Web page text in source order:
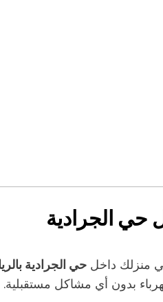
حي الجرادية
منزلك داخل حي الجرادية
بدون أي مشاكل مستقبلية.